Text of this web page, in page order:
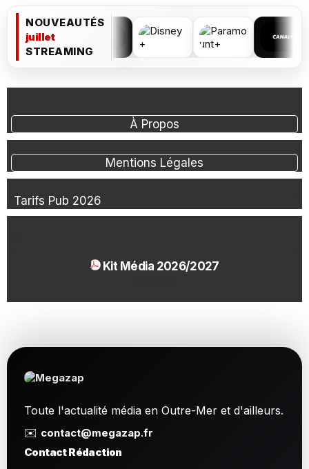
NOUVEAUTÉS
juillet
STREAMING
À Propos
Mentions Légales
Tarifs Pub 2026
Kit Média 2026/2027
Toute l'actualité média en Outre-Mer et d'ailleurs.
✉️ contact@megazap.fr
Contact Rédaction